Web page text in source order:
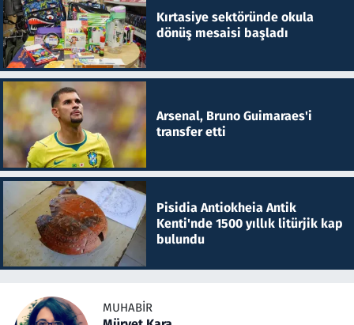
Kırtasiye sektöründe okula
dönüş mesaisi başladı
Arsenal, Bruno Guimaraes'i
transfer etti
Pisidia Antiokheia Antik
Kenti'nde 1500 yıllık litürjik kap
bulundu
MUHABIR